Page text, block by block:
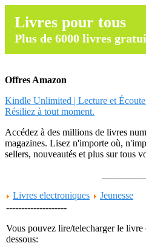
Livres pour tous
Plus de 6000 livres
Offres Amazon
Kindle Unlimited | Lecture et
Résiliez à tout moment.
Accédez à des millions de livres
magazines. Lisez n'importe où,
sellers, nouveautés et plus sur tous
Livres electroniques
Jeunesse
--------------------
Vous pouvez lire/telecharger le
dessous: